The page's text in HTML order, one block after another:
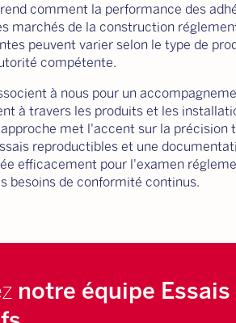
comment la performance des
marchés de la construction
peuvent varier selon le type de
compétente.
à nous pour un
à travers les produits et les
met l'accent sur la précision
reproductibles et une
efficacement pour l'examen
besoins de conformité continus.
notre équipe Essais